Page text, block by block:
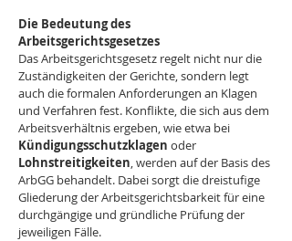
Die Bedeutung des
Arbeitsgerichtsgesetzes
Das Arbeitsgerichtsgesetz regelt nicht nur die
Zuständigkeiten der Gerichte, sondern legt
auch die formalen Anforderungen an Klagen
und Verfahren fest. Konflikte, die sich aus dem
Arbeitsverhältnis ergeben, wie etwa bei
Kündigungsschutzklagen oder
Lohnstreitigkeiten, werden auf der Basis des
ArbGG behandelt. Dabei sorgt die dreistufige
Gliederung der Arbeitsgerichtsbarkeit für eine
durchgängige und gründliche Prüfung der
jeweiligen Fälle.